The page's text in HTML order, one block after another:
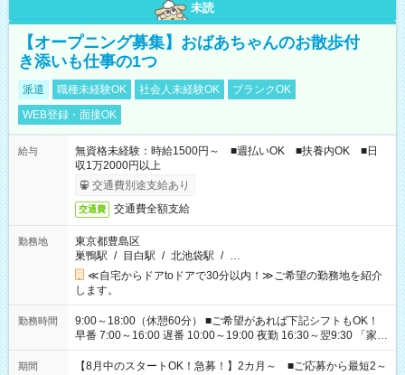
未読
【オープニング募集】おばあちゃんのお散歩付
き添いも仕事の1つ
派遣 職種未経験OK 社会人未経験OK
ブランクOK
WEB登録・面接OK
給与
無資格未経験：時給1500円～ ■週払いOK ■扶養内OK ■日
収1万2000円以上
交通費別途支給あり
交通費 交通費全額支給
勤務地
東京都豊島区
巣鴨駅 / 目白駅 / 北池袋駅 / …
≪自宅からドアtoドアで30分以内！≫ご希望の勤務地を紹介
します。
勤務時間
9:00～18:00（休憩60分） ■ご希望があれば下記シフトもOK！
早番 7:00～16:00 遅番 10:00～19:00 夜勤 16:30～翌9:30 「家族
と休みを合わせたい」 「余裕を持って夕飯の準備がしたい」
「できれば残業はしたくない」 など、ご希望を教えてください
期間
【8月中のスタートOK！急募！】2カ月～ ■ご応募から最短2～